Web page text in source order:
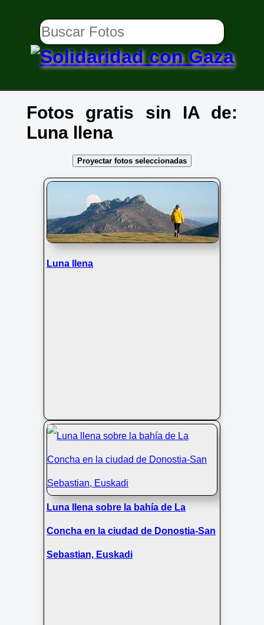
Fotos gratis sin IA de:
Luna llena
Proyectar fotos seleccionadas
Luna llena
Luna llena sobre la bahía de La
Concha en la ciudad de Donostia-San
Sebastian, Euskadi